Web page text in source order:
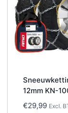
12mm KN-
€29,99 Excl.